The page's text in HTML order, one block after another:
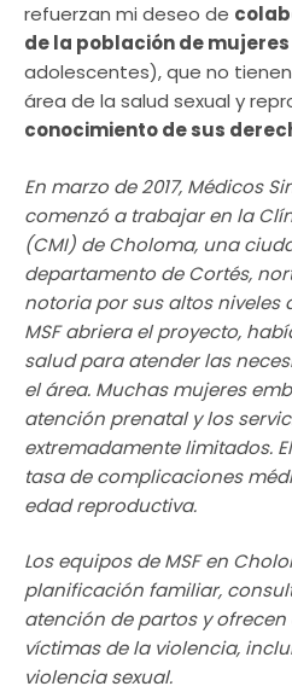
refuerzan mi deseo de
de la población de mujeres
adolescentes), que no
área de la salud sexual y
conocimiento de sus
En marzo de 2017, Médicos
comenzó a trabajar en la
(CMI) de Choloma, una
departamento de Cortés,
notoria por sus altos niveles
MSF abriera el proyecto,
salud para atender las
el área. Muchas mujeres
atención prenatal y los
extremadamente limitados.
tasa de complicaciones
edad reproductiva.
Los equipos de MSF en
planificación familiar,
atención de partos y
víctimas de la violencia,
violencia sexual.